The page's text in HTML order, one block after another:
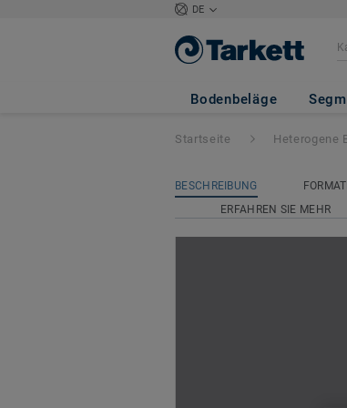
DE
Bodenbeläge
Acczent
Startseite Heterogene
BESCHREIBUNG
ERFAHREN SIE MEHR